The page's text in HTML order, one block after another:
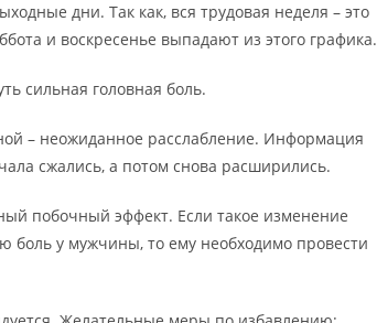
дни. Так как, вся трудовая неделя – это
и воскресенье выпадают из этого графика.
сильная головная боль.
– неожиданное расслабление. Информация
сжались, а потом снова расширились.
побочный эффект. Если такое изменение
боль у мужчины, то ему необходимо провести